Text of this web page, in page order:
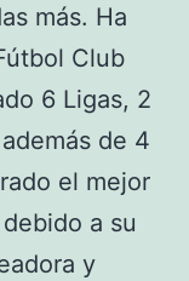
más. Ha
Club
6 Ligas, 2
de 4
el mejor
a su
y